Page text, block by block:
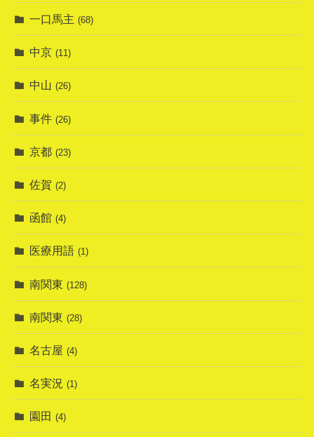
一口馬主 (68)
中京 (11)
中山 (26)
事件 (26)
京都 (23)
佐賀 (2)
函館 (4)
医療用語 (1)
南関東 (128)
南関東 (28)
名古屋 (4)
名実況 (1)
園田 (4)